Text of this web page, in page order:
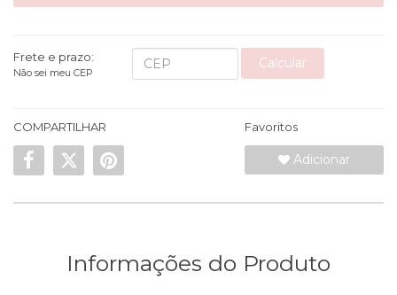
Frete e prazo:
Não sei meu CEP
Calcular
COMPARTILHAR Favoritos
Adicionar
Informações do Produto